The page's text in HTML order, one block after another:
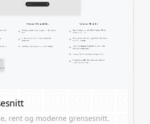
rent og moderne grensesnitt.